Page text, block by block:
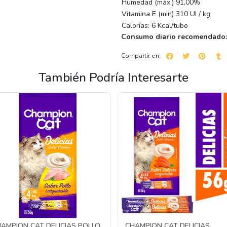
Humedad (máx.) 91,00%
Vitamina E (min) 310 UI / kg
Calorías: 6 Kcal/tubo
Consumo diario recomendado:
Compartir en:
También Podría Interesarte